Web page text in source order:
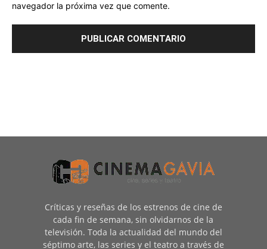
navegador la próxima vez que comente.
Críticas y reseñas de los estrenos de cine de
cada fin de semana, sin olvidarnos de la
televisión. Toda la actualidad del mundo del
séptimo arte, las series y el teatro a través de